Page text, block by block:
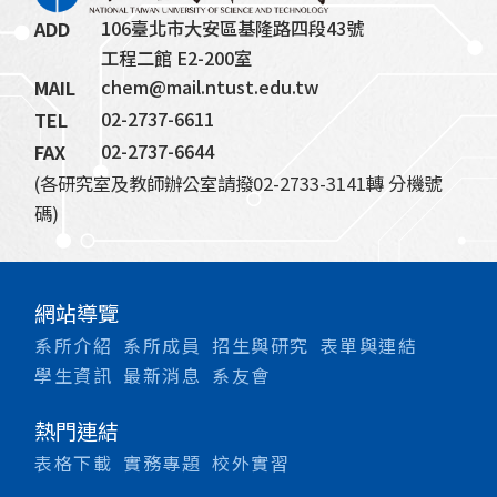
ADD
106臺北市大安區基隆路四段43號
工程二館 E2-200室
MAIL
chem@mail.ntust.edu.tw
TEL
02-2737-6611
FAX
02-2737-6644
(各研究室及教師辦公室請撥02-2733-3141轉 分機號
碼)
網站導覽
系所介紹 系所成員 招生與研究 表單與連結
學生資訊 最新消息 系友會
熱門連結
表格下載 實務專題 校外實習